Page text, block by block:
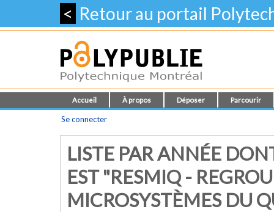
< Retour au portail
Accueil À propos Déposer Parcourir
Se connecter
LISTE PAR ANNÉE
EST "RESMIQ -
MICROSYSTÈMES DU